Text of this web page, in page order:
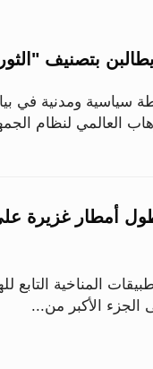
بتصنيف
أكثر من 50 ناشطة سياسية
العالمي لنظام
أمطار غزيرة
المناخية التابع
الجزء الأكبر من...